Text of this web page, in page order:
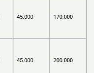
45.000 170.000
45.000 200.000